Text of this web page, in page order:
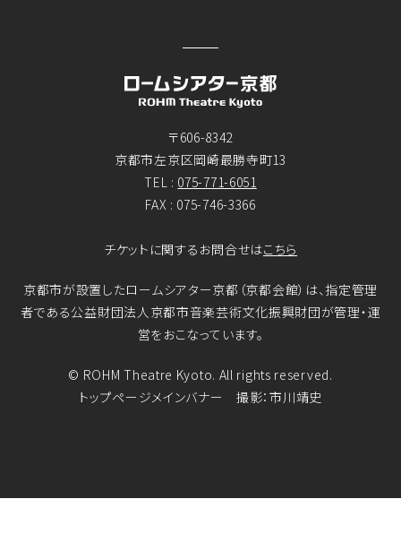
〒606-8342
京都市左京区岡崎最勝寺町13
TEL : 075-771-6051
FAX : 075-746-3366
チケットに関するお問合せはこちら
京都市が設置したロームシアター京都（京都会館）は、指定管理
者である公益財団法人京都市音楽芸術文化振興財団が管理・運
営をおこなっています。
© ROHM Theatre Kyoto. All rights reserved.
トップページメインバナー 撮影：市川靖史